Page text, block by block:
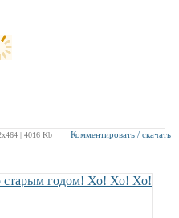
| 4016 Kb Комментировать / скачать